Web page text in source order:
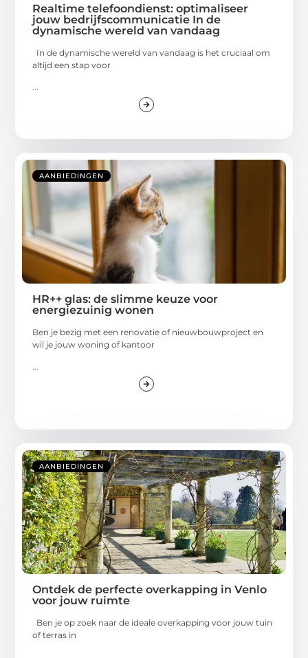
Realtime telefoondienst: optimaliseer
jouw bedrijfscommunicatie In de
dynamische wereld van vandaag
In de dynamische wereld van vandaag is het cruciaal om
altijd een stap voor
...
AANBIEDINGEN
HR++ glas: de slimme keuze voor
energiezuinig wonen
Ben je bezig met een renovatie of nieuwbouwproject en
wil je jouw woning of kantoor
...
AANBIEDINGEN
Ontdek de perfecte overkapping in Venlo
voor jouw ruimte
Ben je op zoek naar de ideale overkapping voor jouw tuin
of terras in